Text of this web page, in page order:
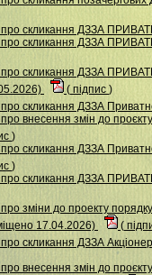
про скликання ДЗЗА
про скликання ДЗЗА
про скликання ДЗЗА
( підпис )
скликання ДЗЗА
про внесення змін до
)
скликання ДЗЗА
)
про скликання ДЗЗА
зміни до проекту
17.04.2026)
(
скликання ДЗЗА
внесення змін до